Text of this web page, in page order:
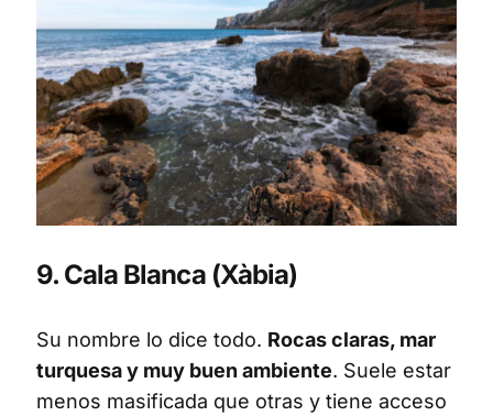
9. Cala Blanca (Xàbia)
Su nombre lo dice todo. Rocas claras, mar
turquesa y muy buen ambiente. Suele estar
menos masificada que otras y tiene acceso